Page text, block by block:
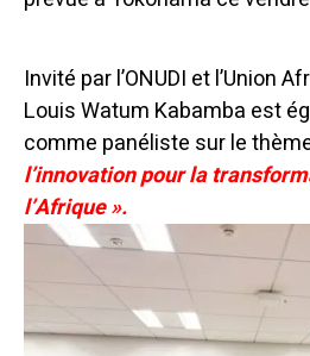
Invité par l’ONUDI et l’Union
Louis Watum Kabamba est
comme panéliste sur le
l’innovation pour la
l’Afrique ».